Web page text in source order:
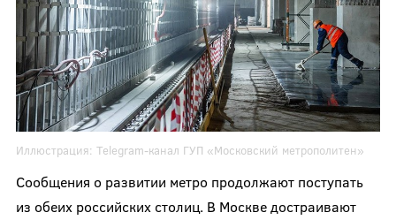
Иллюстрация: Telegram-канал ГУП «Московский метрополитен»
Сообщения о развитии метро продолжают поступать
из обеих российских столиц. В Москве достраивают